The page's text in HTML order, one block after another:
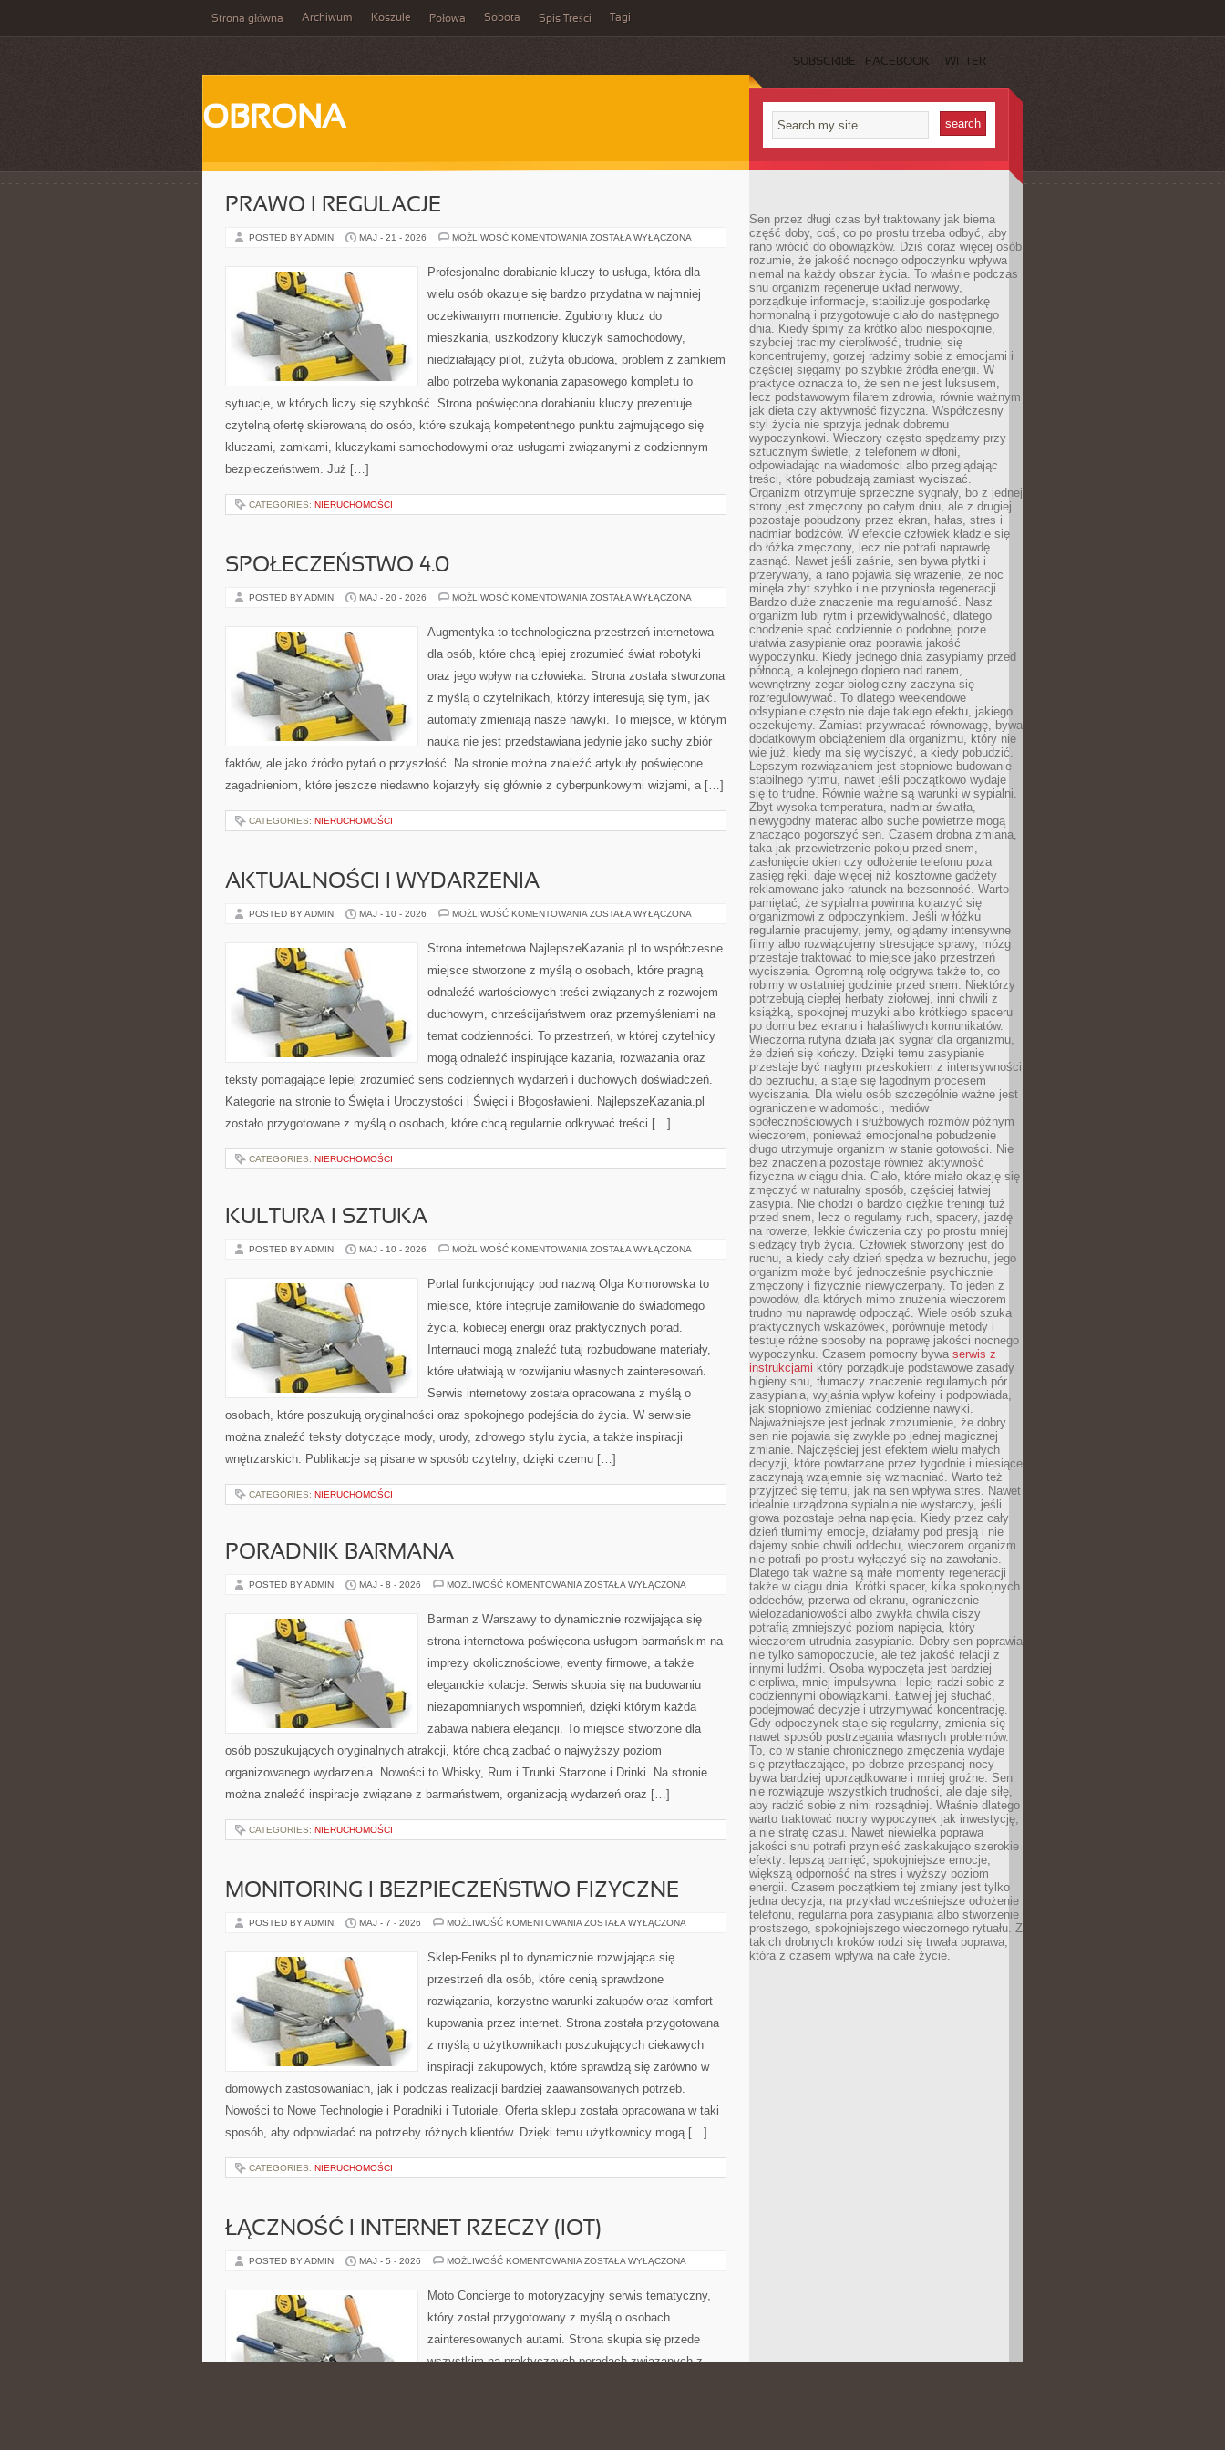
Strona główna Archiwum Koszule Połowa Sobota Spis Treści Tagi
SUBSCRIBE FACEBOOK TWITTER
OBRONA
PRAWO I REGULACJE
POSTED BY ADMIN MAJ - 21 - 2026 MOŻLIWOŚĆ KOMENTOWANIA PRAWO
ZOSTAŁA WYŁĄCZONA
Profesjonalne dorabianie kluczy to usługa, która dla
wielu osób okazuje się bardzo przydatna w najmniej
oczekiwanym momencie. Zgubiony klucz do
mieszkania, uszkodzony kluczyk samochodowy,
niedziałający pilot, zużyta obudowa, problem z zamkiem
albo potrzeba wykonania zapasowego kompletu to
sytuacje, w których liczy się szybkość. Strona poświęcona dorabianiu kluczy prezentuje
czytelną ofertę skierowaną do osób, które szukają kompetentnego punktu zajmującego się
kluczami, zamkami, kluczykami samochodowymi oraz usługami związanymi z codziennym
bezpieczeństwem. Już […]
CATEGORIES: NIERUCHOMOŚCI
SPOŁECZEŃSTWO 4.0
POSTED BY ADMIN MAJ - 20 - 2026 MOŻLIWOŚĆ KOMENTOWANIA SPOŁECZEŃSTWO
ZOSTAŁA WYŁĄCZONA
Augmentyka to technologiczna przestrzeń internetowa
dla osób, które chcą lepiej zrozumieć świat robotyki
oraz jego wpływ na człowieka. Strona została stworzona
z myślą o czytelnikach, którzy interesują się tym, jak
automaty zmieniają nasze nawyki. To miejsce, w którym
nauka nie jest przedstawiana jedynie jako suchy zbiór
faktów, ale jako źródło pytań o przyszłość. Na stronie można znaleźć artykuły poświęcone
zagadnieniom, które jeszcze niedawno kojarzyły się głównie z cyberpunkowymi wizjami, a […]
CATEGORIES: NIERUCHOMOŚCI
AKTUALNOŚCI I WYDARZENIA
POSTED BY ADMIN MAJ - 10 - 2026 MOŻLIWOŚĆ KOMENTOWANIA AKTUALNOŚCI
ZOSTAŁA WYŁĄCZONA
Strona internetowa NajlepszeKazania.pl to współczesne
miejsce stworzone z myślą o osobach, które pragną
odnaleźć wartościowych treści związanych z rozwojem
duchowym, chrześcijaństwem oraz przemyśleniami na
temat codzienności. To przestrzeń, w której czytelnicy
mogą odnaleźć inspirujące kazania, rozważania oraz
teksty pomagające lepiej zrozumieć sens codziennych wydarzeń i duchowych doświadczeń.
Kategorie na stronie to Święta i Uroczystości i Święci i Błogosławieni. NajlepszeKazania.pl
zostało przygotowane z myślą o osobach, które chcą regularnie odkrywać treści […]
CATEGORIES: NIERUCHOMOŚCI
KULTURA I SZTUKA
POSTED BY ADMIN MAJ - 10 - 2026 MOŻLIWOŚĆ KOMENTOWANIA KULTURA
ZOSTAŁA WYŁĄCZONA
Portal funkcjonujący pod nazwą Olga Komorowska to
miejsce, które integruje zamiłowanie do świadomego
życia, kobiecej energii oraz praktycznych porad.
Internauci mogą znaleźć tutaj rozbudowane materiały,
które ułatwiają w rozwijaniu własnych zainteresowań.
Serwis internetowy została opracowana z myślą o
osobach, które poszukują oryginalności oraz spokojnego podejścia do życia. W serwisie
można znaleźć teksty dotyczące mody, urody, zdrowego stylu życia, a także inspiracji
wnętrzarskich. Publikacje są pisane w sposób czytelny, dzięki czemu […]
CATEGORIES: NIERUCHOMOŚCI
PORADNIK BARMANA
POSTED BY ADMIN MAJ - 8 - 2026 MOŻLIWOŚĆ KOMENTOWANIA PORADNIK
ZOSTAŁA WYŁĄCZONA
Barman z Warszawy to dynamicznie rozwijająca się
strona internetowa poświęcona usługom barmańskim na
imprezy okolicznościowe, eventy firmowe, a także
eleganckie kolacje. Serwis skupia się na budowaniu
niezapomnianych wspomnień, dzięki którym każda
zabawa nabiera elegancji. To miejsce stworzone dla
osób poszukujących oryginalnych atrakcji, które chcą zadbać o najwyższy poziom
organizowanego wydarzenia. Nowości to Whisky, Rum i Trunki Starzone i Drinki. Na stronie
można znaleźć inspiracje związane z barmaństwem, organizacją wydarzeń oraz […]
CATEGORIES: NIERUCHOMOŚCI
MONITORING I BEZPIECZEŃSTWO FIZYCZNE
POSTED BY ADMIN MAJ - 7 - 2026 MOŻLIWOŚĆ KOMENTOWANIA MONITORING
FIZYCZNE
ZOSTAŁA WYŁĄCZONA
Sklep-Feniks.pl to dynamicznie rozwijająca się
przestrzeń dla osób, które cenią sprawdzone
rozwiązania, korzystne warunki zakupów oraz komfort
kupowania przez internet. Strona została przygotowana
z myślą o użytkownikach poszukujących ciekawych
inspiracji zakupowych, które sprawdzą się zarówno w
domowych zastosowaniach, jak i podczas realizacji bardziej zaawansowanych potrzeb.
Nowości to Nowe Technologie i Poradniki i Tutoriale. Oferta sklepu została opracowana w taki
sposób, aby odpowiadać na potrzeby różnych klientów. Dzięki temu użytkownicy mogą […]
CATEGORIES: NIERUCHOMOŚCI
ŁĄCZNOŚĆ I INTERNET RZECZY (IOT)
POSTED BY ADMIN MAJ - 5 - 2026 MOŻLIWOŚĆ KOMENTOWANIA ŁĄCZNOŚĆ
RZECZY
(IOT)
ZOSTAŁA WYŁĄCZONA
Moto Concierge to motoryzacyjny serwis tematyczny,
który został przygotowany z myślą o osobach
zainteresowanych autami. Strona skupia się przede
wszystkim na praktycznych poradach związanych z
Sen przez długi czas był traktowany jak bierna
część doby, coś, co po prostu trzeba odbyć, aby
rano wrócić do obowiązków. Dziś coraz więcej osób
rozumie, że jakość nocnego odpoczynku wpływa
niemal na każdy obszar życia. To właśnie podczas
snu organizm regeneruje układ nerwowy,
porządkuje informacje, stabilizuje gospodarkę
hormonalną i przygotowuje ciało do następnego
dnia. Kiedy śpimy za krótko albo niespokojnie,
szybciej tracimy cierpliwość, trudniej się
koncentrujemy, gorzej radzimy sobie z emocjami i
częściej sięgamy po szybkie źródła energii. W
praktyce oznacza to, że sen nie jest luksusem,
lecz podstawowym filarem zdrowia, równie ważnym
jak dieta czy aktywność fizyczna. Współczesny
styl życia nie sprzyja jednak dobremu
wypoczynkowi. Wieczory często spędzamy przy
sztucznym świetle, z telefonem w dłoni,
odpowiadając na wiadomości albo przeglądając
treści, które pobudzają zamiast wyciszać.
Organizm otrzymuje sprzeczne sygnały, bo z jednej
strony jest zmęczony po całym dniu, ale z drugiej
pozostaje pobudzony przez ekran, hałas, stres i
nadmiar bodźców. W efekcie człowiek kładzie się
do łóżka zmęczony, lecz nie potrafi naprawdę
zasnąć. Nawet jeśli zaśnie, sen bywa płytki i
przerywany, a rano pojawia się wrażenie, że noc
minęła zbyt szybko i nie przyniosła regeneracji.
Bardzo duże znaczenie ma regularność. Nasz
organizm lubi rytm i przewidywalność, dlatego
chodzenie spać codziennie o podobnej porze
ułatwia zasypianie oraz poprawia jakość
wypoczynku. Kiedy jednego dnia zasypiamy przed
północą, a kolejnego dopiero nad ranem,
wewnętrzny zegar biologiczny zaczyna się
rozregulowywać. To dlatego weekendowe
odsypianie często nie daje takiego efektu, jakiego
oczekujemy. Zamiast przywracać równowagę, bywa
dodatkowym obciążeniem dla organizmu, który nie
wie już, kiedy ma się wyciszyć, a kiedy pobudzić.
Lepszym rozwiązaniem jest stopniowe budowanie
stabilnego rytmu, nawet jeśli początkowo wydaje
się to trudne. Równie ważne są warunki w sypialni.
Zbyt wysoka temperatura, nadmiar światła,
niewygodny materac albo suche powietrze mogą
znacząco pogorszyć sen. Czasem drobna zmiana,
taka jak przewietrzenie pokoju przed snem,
zasłonięcie okien czy odłożenie telefonu poza
zasięg ręki, daje więcej niż kosztowne gadżety
reklamowane jako ratunek na bezsenność. Warto
pamiętać, że sypialnia powinna kojarzyć się
organizmowi z odpoczynkiem. Jeśli w łóżku
regularnie pracujemy, jemy, oglądamy intensywne
filmy albo rozwiązujemy stresujące sprawy, mózg
przestaje traktować to miejsce jako przestrzeń
wyciszenia. Ogromną rolę odgrywa także to, co
robimy w ostatniej godzinie przed snem. Niektórzy
potrzebują ciepłej herbaty ziołowej, inni chwili z
książką, spokojnej muzyki albo krótkiego spaceru
po domu bez ekranu i hałaśliwych komunikatów.
Wieczorna rutyna działa jak sygnał dla organizmu,
że dzień się kończy. Dzięki temu zasypianie
przestaje być nagłym przeskokiem z intensywności
do bezruchu, a staje się łagodnym procesem
wyciszania. Dla wielu osób szczególnie ważne jest
ograniczenie wiadomości, mediów
społecznościowych i służbowych rozmów późnym
wieczorem, ponieważ emocjonalne pobudzenie
długo utrzymuje organizm w stanie gotowości. Nie
bez znaczenia pozostaje również aktywność
fizyczna w ciągu dnia. Ciało, które miało okazję się
zmęczyć w naturalny sposób, częściej łatwiej
zasypia. Nie chodzi o bardzo ciężkie treningi tuż
przed snem, lecz o regularny ruch, spacery, jazdę
na rowerze, lekkie ćwiczenia czy po prostu mniej
siedzący tryb życia. Człowiek stworzony jest do
ruchu, a kiedy cały dzień spędza w bezruchu, jego
organizm może być jednocześnie psychicznie
zmęczony i fizycznie niewyczerpany. To jeden z
powodów, dla których mimo znużenia wieczorem
trudno mu naprawdę odpocząć. Wiele osób szuka
praktycznych wskazówek, porównuje metody i
testuje różne sposoby na poprawę jakości nocnego
wypoczynku. Czasem pomocny bywa serwis z
instrukcjami który porządkuje podstawowe zasady
higieny snu, tłumaczy znaczenie regularnych pór
zasypiania, wyjaśnia wpływ kofeiny i podpowiada,
jak stopniowo zmieniać codzienne nawyki.
Najważniejsze jest jednak zrozumienie, że dobry
sen nie pojawia się zwykle po jednej magicznej
zmianie. Najczęściej jest efektem wielu małych
decyzji, które powtarzane przez tygodnie i miesiące
zaczynają wzajemnie się wzmacniać. Warto też
przyjrzeć się temu, jak na sen wpływa stres. Nawet
idealnie urządzona sypialnia nie wystarczy, jeśli
głowa pozostaje pełna napięcia. Kiedy przez cały
dzień tłumimy emocje, działamy pod presją i nie
dajemy sobie chwili oddechu, wieczorem organizm
nie potrafi po prostu wyłączyć się na zawołanie.
Dlatego tak ważne są małe momenty regeneracji
także w ciągu dnia. Krótki spacer, kilka spokojnych
oddechów, przerwa od ekranu, ograniczenie
wielozadaniowości albo zwykła chwila ciszy
potrafią zmniejszyć poziom napięcia, który
wieczorem utrudnia zasypianie. Dobry sen poprawia
nie tylko samopoczucie, ale też jakość relacji z
innymi ludźmi. Osoba wypoczęta jest bardziej
cierpliwa, mniej impulsywna i lepiej radzi sobie z
codziennymi obowiązkami. Łatwiej jej słuchać,
podejmować decyzje i utrzymywać koncentrację.
Gdy odpoczynek staje się regularny, zmienia się
nawet sposób postrzegania własnych problemów.
To, co w stanie chronicznego zmęczenia wydaje
się przytłaczające, po dobrze przespanej nocy
bywa bardziej uporządkowane i mniej groźne. Sen
nie rozwiązuje wszystkich trudności, ale daje siłę,
aby radzić sobie z nimi rozsądniej. Właśnie dlatego
warto traktować nocny wypoczynek jak inwestycję,
a nie stratę czasu. Nawet niewielka poprawa
jakości snu potrafi przynieść zaskakująco szerokie
efekty: lepszą pamięć, spokojniejsze emocje,
większą odporność na stres i wyższy poziom
energii. Czasem początkiem tej zmiany jest tylko
jedna decyzja, na przykład wcześniejsze odłożenie
telefonu, regularna pora zasypiania albo stworzenie
prostszego, spokojniejszego wieczornego rytuału. Z
takich drobnych kroków rodzi się trwała poprawa,
która z czasem wpływa na całe życie.